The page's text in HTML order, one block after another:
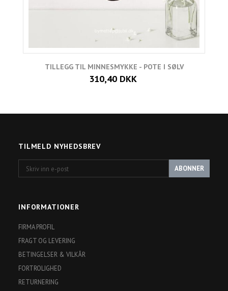
TILLEGG TIL MINNESMYKKE - POTE I SØLV
310,40 DKK
TILMELD NYHEDSBREV
ABONNER
INFORMATIONER
FIRMA PROFIL
FRAGT OG LEVERING
BETINGELSER & VILKÅR
FORTROLIGHED
RETURNERING